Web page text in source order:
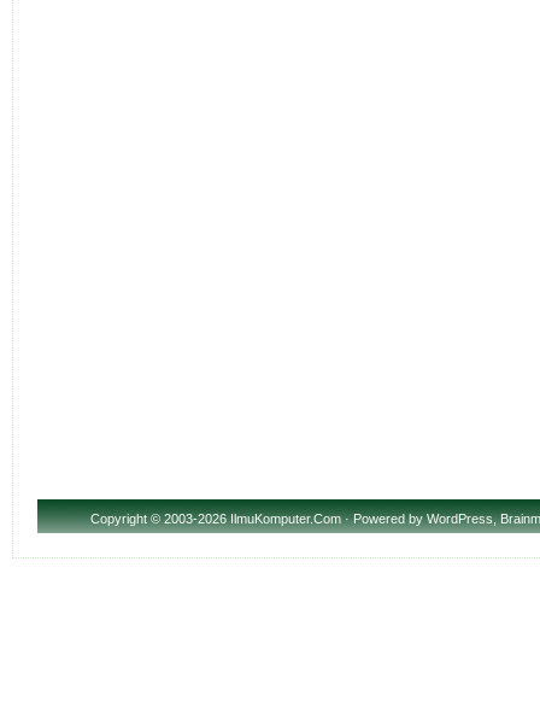
Copyright© 2003-2026 IlmuKomputer.Com · Powered byWordPress,